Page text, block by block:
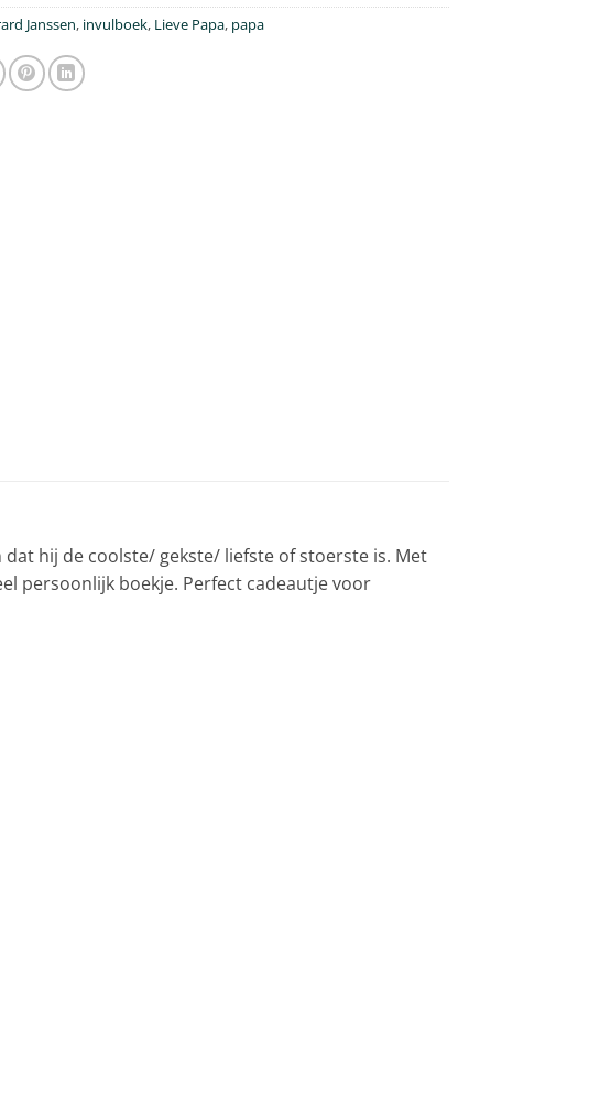
Janssen, invulboek, Lieve Papa, papa
hij de coolste/ gekste/ liefste of stoerste is. Met
persoonlijk boekje. Perfect cadeautje voor